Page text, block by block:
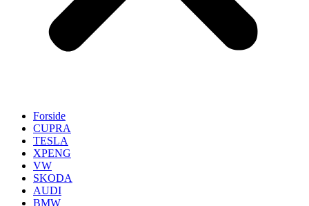
Forside
CUPRA
TESLA
XPENG
VW
SKODA
AUDI
BMW